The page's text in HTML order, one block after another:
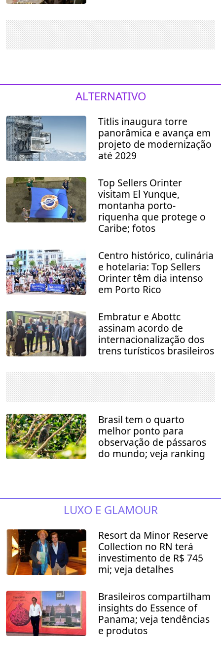
ALTERNATIVO
Titlis inaugura torre
panorâmica e avança em
projeto de modernização
até 2029
Top Sellers Orinter
visitam El Yunque,
montanha porto-
riquenha que protege o
Caribe; fotos
Centro histórico, culinária
e hotelaria: Top Sellers
Orinter têm dia intenso
em Porto Rico
Embratur e Abottc
assinam acordo de
internacionalização dos
trens turísticos brasileiros
Brasil tem o quarto
melhor ponto para
observação de pássaros
do mundo; veja ranking
LUXO E GLAMOUR
Resort da Minor Reserve
Collection no RN terá
investimento de R$ 745
mi; veja detalhes
Brasileiros compartilham
insights do Essence of
Panama; veja tendências
e produtos